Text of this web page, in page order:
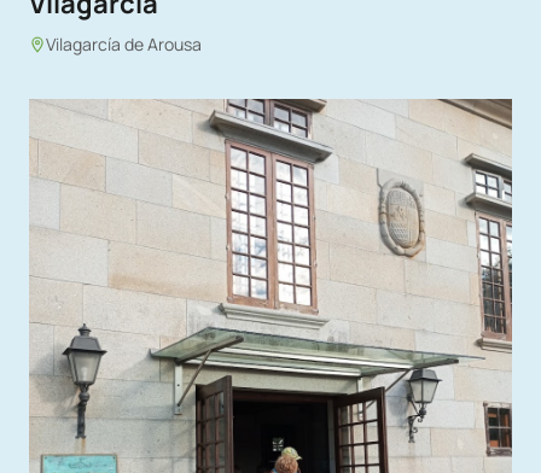
Vilagarcía de Arousa